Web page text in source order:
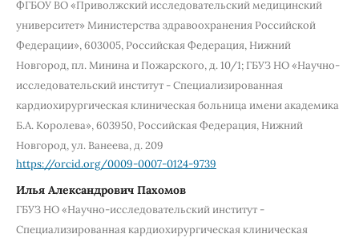
ФГБОУ ВО «Приволжский исследовательский медицинский
университет» Министерства здравоохранения Российской
Федерации», 603005, Российская Федерация, Нижний
Новгород, пл. Минина и Пожарского, д. 10/1; ГБУЗ НО «Научно-
исследовательский институт - Специализированная
кардиохирургическая клиническая больница имени академика
Б.А. Королева», 603950, Российская Федерация, Нижний
Новгород, ул. Ванеева, д. 209
https://orcid.org/0009-0007-0124-9739
Илья Александрович Пахомов
ГБУЗ НО «Научно-исследовательский институт -
Специализированная кардиохирургическая клиническая